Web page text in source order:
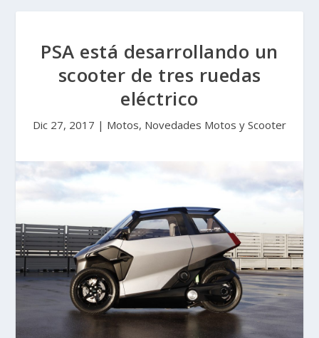
PSA está desarrollando un
scooter de tres ruedas
eléctrico
Dic 27, 2017 | Motos, Novedades Motos y Scooter